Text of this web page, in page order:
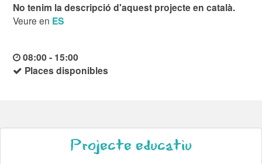
No tenim la descripció d'aquest projecte en català.
Veure en ES
08:00 - 15:00
Places disponibles
Projecte educatiu